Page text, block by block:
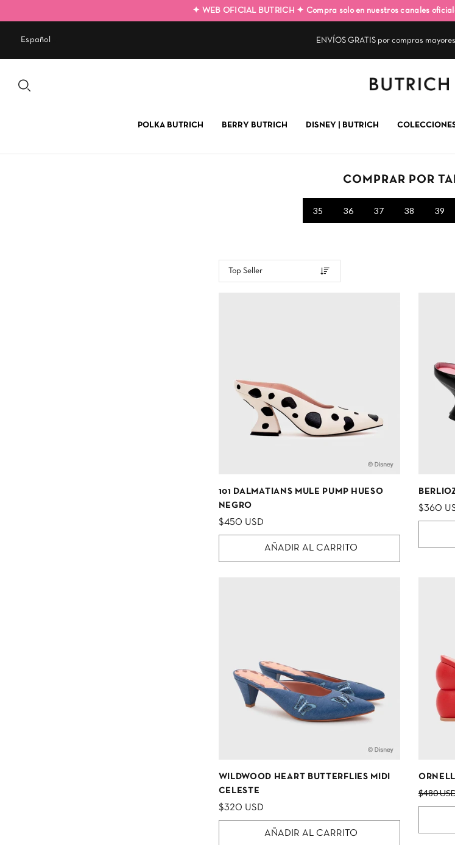
✦ WEB OFICIAL BUTRICH ✦ Compra solo en nuestros canales
Español ENVÍOS GRATIS por compras
POLKA BUTRICH BERRY BUTRICH DISNEY | BUTRICH
COMPRAR POR
35 36 37 38 39
101 DALMATIANS MULE PUMP HUESO
NEGRO
$450 USD
AÑADIR AL CARRITO
$360
WILDWOOD HEART BUTTERFLIES MIDI
CELESTE
$320 USD
AÑADIR AL CARRITO
$480